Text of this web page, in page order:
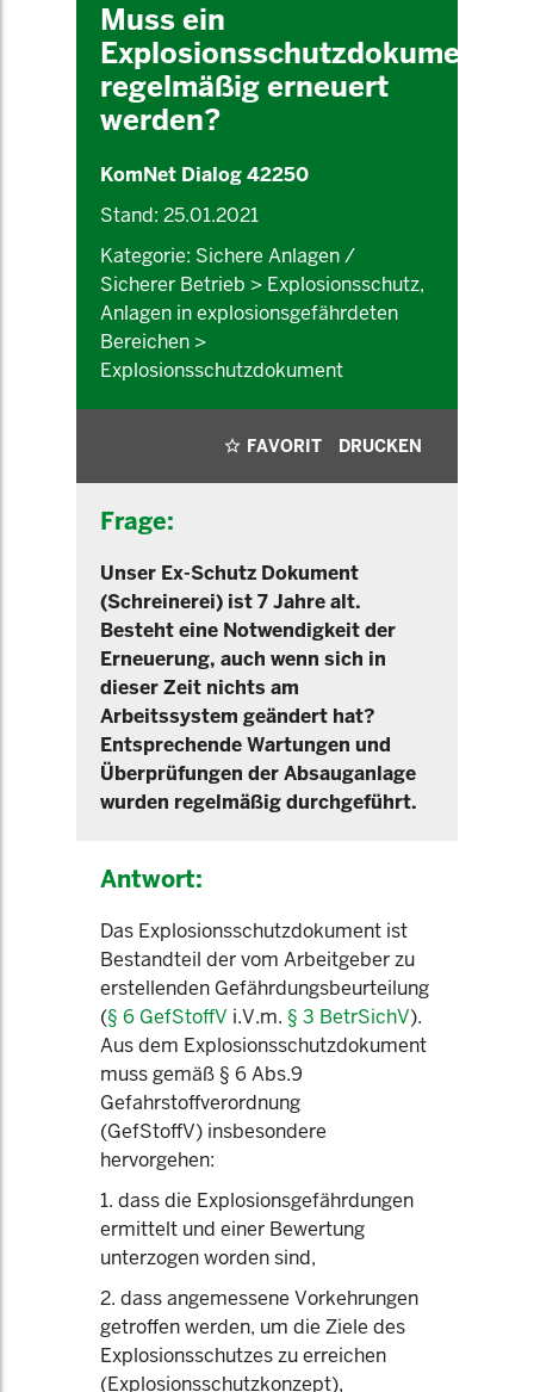
Muss ein
Explosionsschutzdokument
regelmäßig erneuert
werden?
KomNet Dialog 42250
Stand: 25.01.2021
Kategorie: Sichere Anlagen /
Sicherer Betrieb > Explosionsschutz,
Anlagen in explosionsgefährdeten
Bereichen >
Explosionsschutzdokument
FAVORIT DRUCKEN
Frage:
Unser Ex-Schutz Dokument
(Schreinerei) ist 7 Jahre alt.
Besteht eine Notwendigkeit der
Erneuerung, auch wenn sich in
dieser Zeit nichts am
Arbeitssystem geändert hat?
Entsprechende Wartungen und
Überprüfungen der Absauganlage
wurden regelmäßig durchgeführt.
Antwort:
Das Explosionsschutzdokument ist
Bestandteil der vom Arbeitgeber zu
erstellenden Gefährdungsbeurteilung
(§ 6 GefStoffV i.V.m. § 3 BetrSichV).
Aus dem Explosionsschutzdokument
muss gemäß § 6 Abs.9
Gefahrstoffverordnung
(GefStoffV) insbesondere
hervorgehen:
1. dass die Explosionsgefährdungen
ermittelt und einer Bewertung
unterzogen worden sind,
2. dass angemessene Vorkehrungen
getroffen werden, um die Ziele des
Explosionsschutzes zu erreichen
(Explosionsschutzkonzept),